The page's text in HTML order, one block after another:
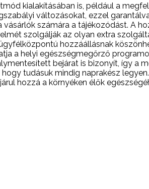
kialakításában is, például a
változásokat, ezzel
számára a tájékozódást. A
szolgálják az olyan extra
hozzáállásnak
a helyi egészségmegőrző
bejárat is bizonyít, így a
tudásuk mindig naprakész
hozzá a környéken élők